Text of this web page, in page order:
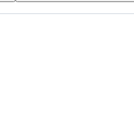
シャツ襟サイズ